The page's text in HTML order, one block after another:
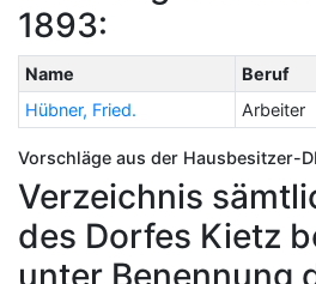
1893:
Name Beruf
Hübner, Fried.
Arbeiter
Vorschläge aus der Hausbesitzer-
Verzeichnis
des Dorfes Kietz
unter Benennung